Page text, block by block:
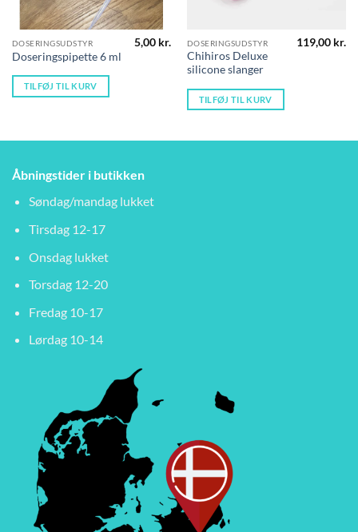
DOSERINGSUDSTYR
Doseringspipette 6 ml
5,00 kr.
TILFØJ TIL KURV
DOSERINGSUDSTYR
Chihiros Deluxe
silicone slanger
119,00 kr.
TILFØJ TIL KURV
Åbningstider i butikken
Søndag/mandag lukket
Tirsdag 12-17
Onsdag lukket
Torsdag 12-20
Fredag 10-17
Lørdag 10-14